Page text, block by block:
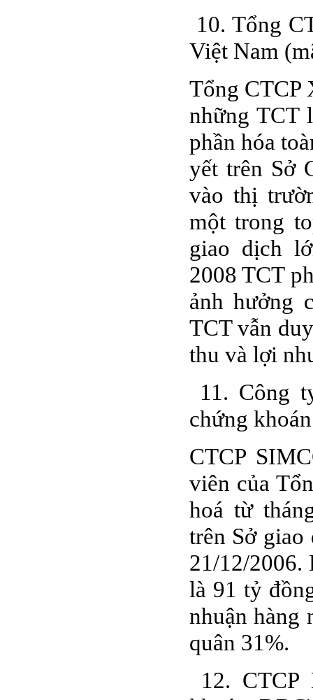
10. Tổng
Việt Nam
Tổng
những TCT
phần hóa
yết trên Sở
vào thị
một trong
giao dịch
2008 TCT
ảnh hưởng
TCT vẫn
thu và lợi
11. Công
chứng
CTCP
viên của
hoá từ
trên Sở
21/12/2006.
là 91 tỷ
nhuận hàng
quân 31%.
12.